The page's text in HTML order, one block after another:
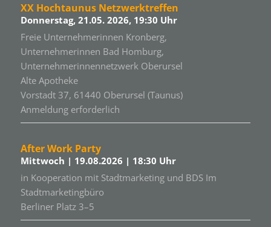
XX Hochtaunus Netzwerktreffen
Donnerstag, 21.05. 2026, 19:30 Uhr
Freie Unternehmerinnen Kronberg,
Unternehmerinnen Bad Homburg,
Unternehmerinnennetzwerk Oberursel
Alte Apotheke
Vorstadt 37, 61440 Oberursel (Taunus)
Anmeldung erforderlich
After Work Party
Mittwoch | 19.08.2026 | 18:30 Uhr
in Kooperation mit Stadtmarketing und BDS Im
Stadtmarketingbüro
Berliner Platz 3–5